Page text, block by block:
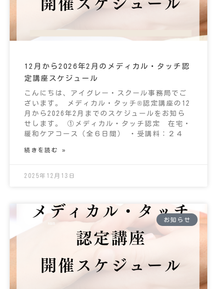
12月から2026年2月のメディカル・タッチ認
定講座スケジュール
こんにちは、アイグレー・スクール事務局でご
ざいます。 メディカル・タッチ®認定講座の12
月から2026年2月までのスケジュールをお知ら
せします。 ①メディカル・タッチ認定 在宅・
緩和ケアコース（全６日間） ・受講料：２４
続きを読む »
2025年12月13日
お知らせ